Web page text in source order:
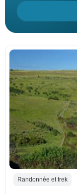
Randonnée et trek